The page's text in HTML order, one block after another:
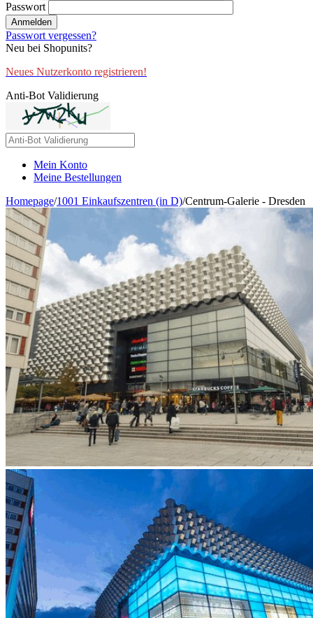
Passwort
Anmelden
Passwort vergessen?
Neu bei Shopunits?
Neues Nutzerkonto registrieren!
Anti-Bot Validierung
Mein Konto
Meine Bestellungen
Homepage/1001 Einkaufszentren (in D)/Centrum-Galerie - Dresden